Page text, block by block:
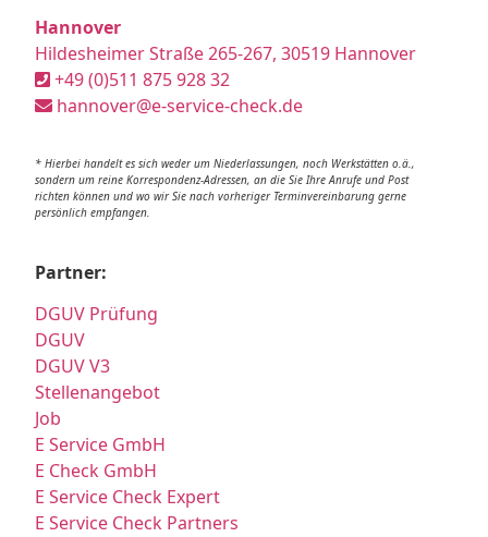
Hannover
Hildesheimer Straße 265-267, 30519 Hannover
+49 (0)511 875 928 32
hannover@e-service-check.de
* Hierbei handelt es sich weder um Niederlassungen, noch Werkstätten o.ä.,
sondern um reine Korrespondenz-Adressen, an die Sie Ihre Anrufe und Post
richten können und wo wir Sie nach vorheriger Terminvereinbarung gerne
persönlich empfangen.
Partner:
DGUV Prüfung
DGUV
DGUV V3
Stellenangebot
Job
E Service GmbH
E Check GmbH
E Service Check Expert
E Service Check Partners